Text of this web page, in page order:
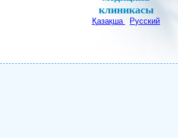
клиникасы
Қазақша Русский